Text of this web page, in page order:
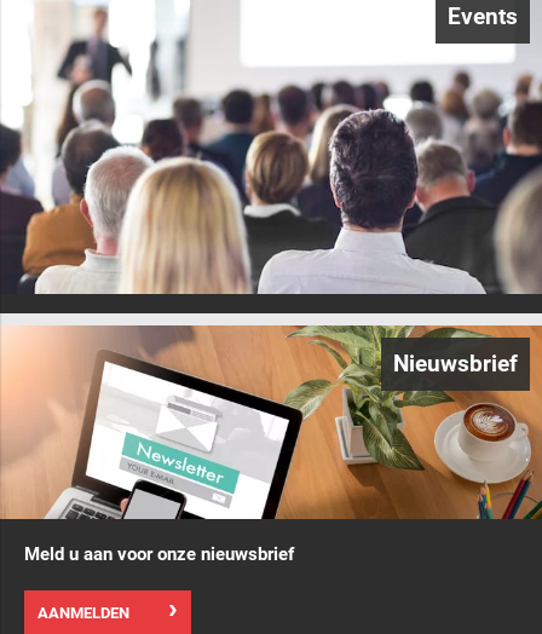
Events
Nieuwsbrief
Meld u aan voor onze nieuwsbrief
AANMELDEN